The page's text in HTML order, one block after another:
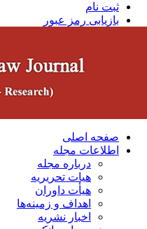
ثبت نام
بازیابی رمز عبور
صفحه اصلی
اطلاعات مجله
درباره مجله
هیات تحریریه
هیأت داوران
اهداف و زمینه‌ها
اخبار نشریه